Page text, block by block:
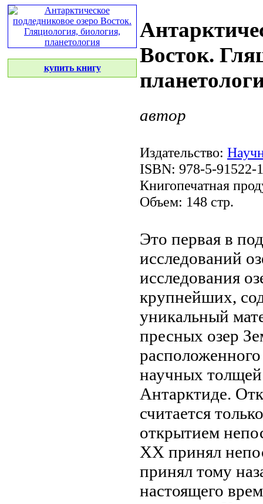
купить книгу
Восток.
автор
Издательство:
ISBN: 978-5-91522-
Книгопечатная
Объем: 148 стр.
Это первая в
исследований
исследования
крупнейших,
уникальный
пресных озер
научных
Антарктиде.
считается
открытием
XX принял
принял тому
настоящего